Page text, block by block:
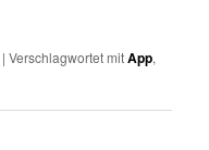
|Verschlagwortet mitApp,